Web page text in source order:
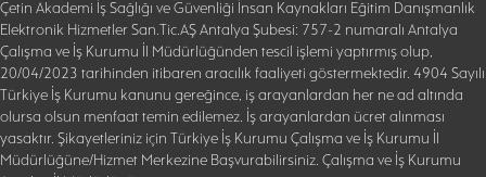
Çetin Akademi İş Sağlığı ve Güvenliği İnsan Kaynakları Eğitim Danışmanlık
Elektronik Hizmetler San.Tic.AŞ Antalya Şubesi: 757-2 numaralı Antalya
Çalışma ve İş Kurumu İl Müdürlüğünden tescil işlemi yaptırmış olup,
20/04/2023 tarihinden itibaren aracılık faaliyeti göstermektedir. 4904 Sayılı
Türkiye İş Kurumu kanunu gereğince, iş arayanlardan her ne ad altında
olursa olsun menfaat temin edilemez. İş arayanlardan ücret alınması
yasaktır. Şikayetleriniz için Türkiye İş Kurumu Çalışma ve İş Kurumu İl
Müdürlüğüne/Hizmet Merkezine Başvurabilirsiniz. Çalışma ve İş Kurumu